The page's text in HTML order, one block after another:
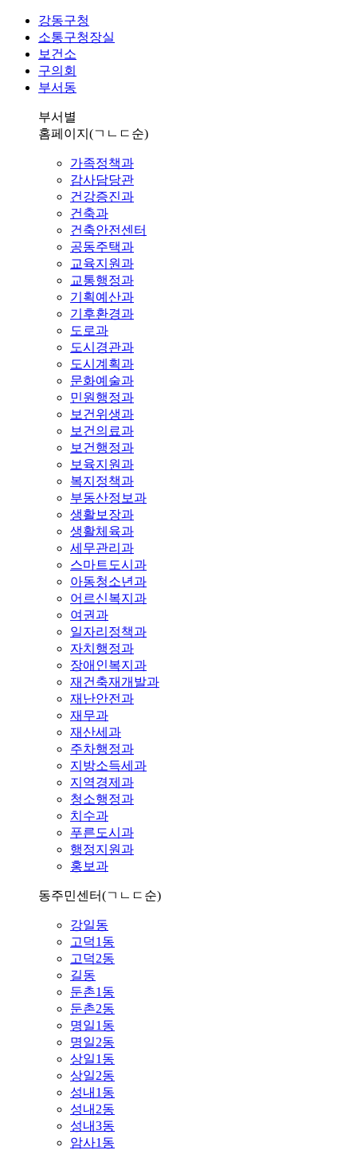
강동구청
소통구청장실
보건소
구의회
부서동
부서별
홈페이지 (ㄱㄴㄷ순)
가족정책과
감사담당관
건강증진과
건축과
건축안전센터
공동주택과
교육지원과
교통행정과
기획예산과
기후환경과
도로과
도시경관과
도시계획과
문화예술과
민원행정과
보건위생과
보건의료과
보건행정과
보육지원과
복지정책과
부동산정보과
생활보장과
생활체육과
세무관리과
스마트도시과
아동청소년과
어르신복지과
여권과
일자리정책과
자치행정과
장애인복지과
재건축재개발과
재난안전과
재무과
재산세과
주차행정과
지방소득세과
지역경제과
청소행정과
치수과
푸른도시과
행정지원과
홍보과
동주민센터(ㄱㄴㄷ순)
강일동
고덕1동
고덕2동
길동
둔촌1동
둔촌2동
명일1동
명일2동
상일1동
상일2동
성내1동
성내2동
성내3동
암사1동